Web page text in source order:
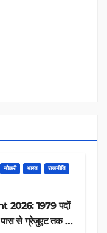
नौकरी भारत राजनीति
2026: 1979 पदों
पास से ग्रेजुएट तक करें